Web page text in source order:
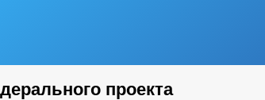
проекта